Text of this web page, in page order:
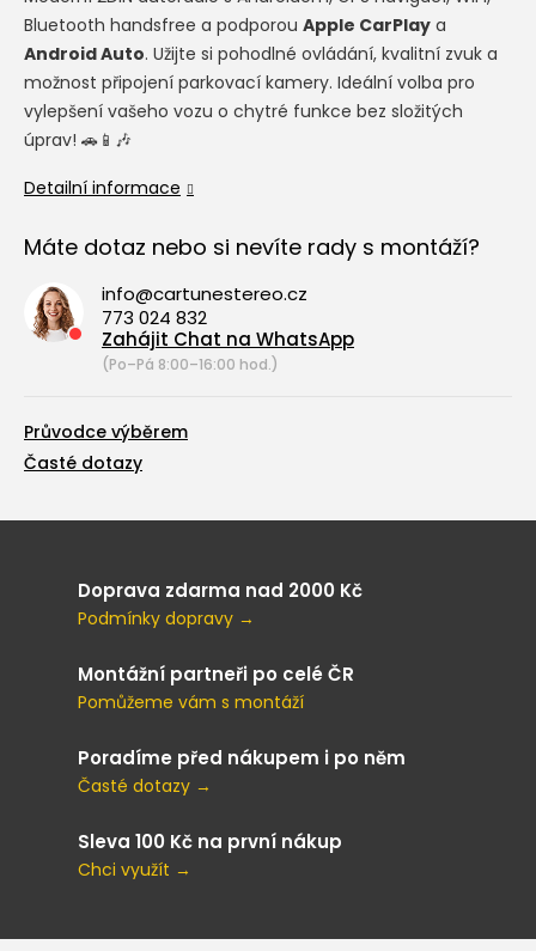
Bluetooth handsfree a podporou Apple CarPlay a
Android Auto. Užijte si pohodlné ovládání, kvalitní zvuk a
možnost připojení parkovací kamery. Ideální volba pro
vylepšení vašeho vozu o chytré funkce bez složitých
úprav! 🚗📱🎶
Detailní informace
Máte dotaz nebo si nevíte rady s montáží?
info@cartunestereo.cz
773 024 832
Zahájit Chat na WhatsApp
(Po–Pá 8:00–16:00 hod.)
Průvodce výběrem
Časté dotazy
Doprava zdarma nad 2000 Kč
Podmínky dopravy →
Montážní partneři po celé ČR
Pomůžeme vám s montáží
Poradíme před nákupem i po něm
Časté dotazy →
Sleva 100 Kč na první nákup
Chci využít →